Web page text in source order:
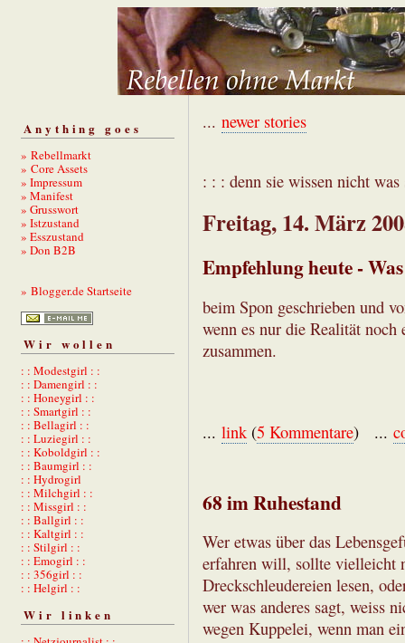
Anything goes
» Rebellmarkt
» Core Assets
» Impressum
» Manifest
» Grusswort
» Istzustand
» Esszustand
» Don B2B
» Blogger.de Startseite
Wir wollen
: : Modestgirl : :
: : Damengirl : :
: : Honeygirl : :
: : Smartgirl : :
: : Bellagirl : :
: : Luziegirl : :
: : Koboldgirl : :
: : Baumgirl : :
: : Hydrogirl
: : Milchgirl : :
: : Missgirl : :
: : Ballgirl : :
: : Kaltgirl : :
: : Stilgirl : :
: : Emogirl : :
: : 356girl : :
: : Helgirl : :
Wir linken
... newer stories
: : : denn sie wissen nicht
Freitag, 14. März
Empfehlung heute -
beim Spon geschrieben und
wenn es nur die Realität
zusammen.
... link (5 Kommentare) ...
68 im Ruhestand
Wer etwas über das
erfahren will, sollte vielleicht
Dreckschleudereien lesen,
wer was anderes sagt, weiss
wegen Kuppelei, wenn man